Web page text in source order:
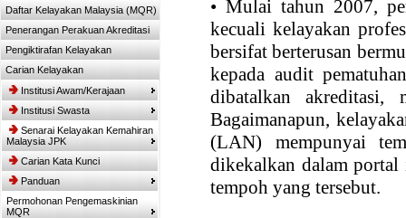
Daftar Kelayakan Malaysia (MQR)
Penerangan Perakuan Akreditasi
Pengiktirafan Kelayakan
Carian Kelayakan
Institusi Awam/Kerajaan
Institusi Swasta
Senarai Kelayakan Kemahiran
Malaysia JPK
Carian Kata Kunci
Panduan
Permohonan Pengemaskinian
MQR
• Mulai tahun 2007,
kecuali kelayakan
bersifat berterusan
kepada audit
dibatalkan akreditasi,
Bagaimanapun,
(LAN) mempunyai
dikekalkan dalam portal
tempoh yang tersebut.